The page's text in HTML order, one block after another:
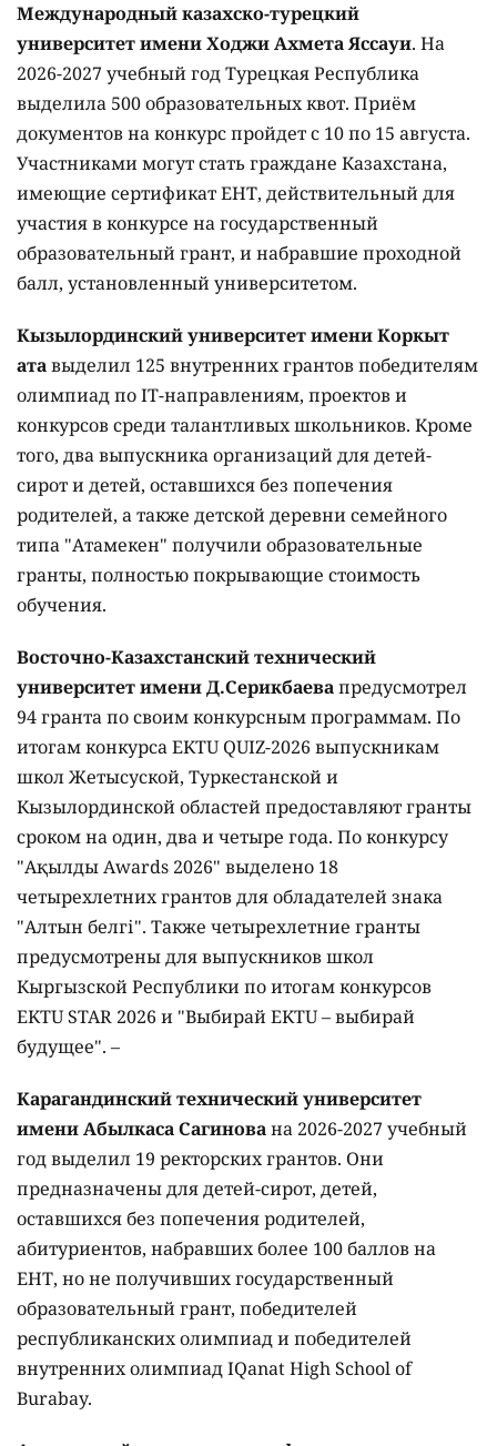
Международный казахско-турецкий
университет имени Ходжи Ахмета Яссауи. На
2026-2027 учебный год Турецкая Республика
выделила 500 образовательных квот. Приём
документов на конкурс пройдет с 10 по 15 августа.
Участниками могут стать граждане Казахстана,
имеющие сертификат ЕНТ, действительный для
участия в конкурсе на государственный
образовательный грант, и набравшие проходной
балл, установленный университетом.
Кызылординский университет имени Коркыт
атавыделил 125 внутренних грантов победителям
олимпиад по IT-направлениям, проектов и
конкурсов среди талантливых школьников. Кроме
того, два выпускника организаций для детей-
сирот и детей, оставшихся без попечения
родителей, а также детской деревни семейного
типа "Атамекен" получили образовательные
гранты, полностью покрывающие стоимость
обучения.
Восточно-Казахстанский технический
университет имени Д.Серикбаевапредусмотрел
94 гранта по своим конкурсным программам. По
итогам конкурса EKTU QUIZ-2026 выпускникам
школ Жетысуской, Туркестанской и
Кызылординской областей предоставляют гранты
сроком на один, два и четыре года. По конкурсу
"Ақылды Awards 2026" выделено 18
четырехлетних грантов для обладателей знака
"Алтын белгі". Также четырехлетние гранты
предусмотрены для выпускников школ
Кыргызской Республики по итогам конкурсов
EKTU STAR 2026 и "Выбирай EKTU – выбирай
будущее". –
Карагандинский технический университет
имени Абылкаса Сагинована 2026-2027 учебный
год выделил 19 ректорских грантов. Они
предназначены для детей-сирот, детей,
оставшихся без попечения родителей,
абитуриентов, набравших более 100 баллов на
ЕНТ, но не получивших государственный
образовательный грант, победителей
республиканских олимпиад и победителей
внутренних олимпиад IQanat High School of
Burabay.